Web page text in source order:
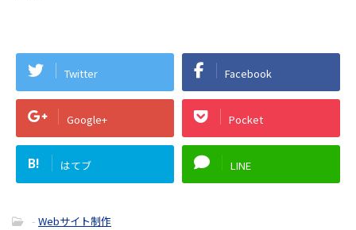
Twitter Facebook
Google+ Pocket
B! はてブ LINE
- Webサイト制作